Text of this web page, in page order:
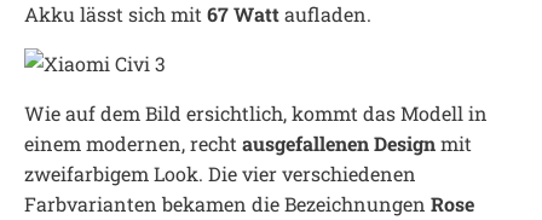
Akku lässt sich mit 67 Wattaufladen.
Wie auf dem Bild ersichtlich, kommt das Modell in
einem modernen, recht ausgefallenen Designmit
zweifarbigem Look. Die vier verschiedenen
Farbvarianten bekamen die Bezeichnungen Rose